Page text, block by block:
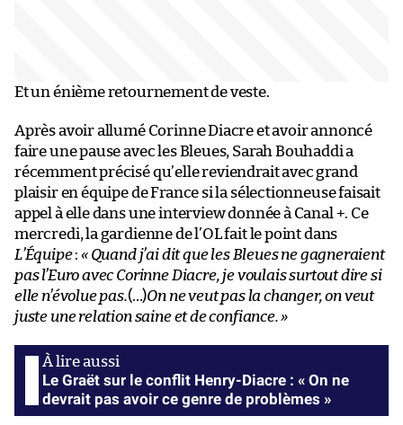
Et un énième retournement de veste.
Après avoir allumé Corinne Diacre et avoir annoncé
faire une pause avec les Bleues, Sarah Bouhaddi a
récemment précisé qu’elle reviendrait avec grand
plaisir en équipe de France si la sélectionneuse faisait
appel à elle dans une interview donnée à Canal +. Ce
mercredi, la gardienne de l’OL fait le point dans
L’Équipe:« Quand j’ai dit que les Bleues ne gagneraient
pas l’Euro avec Corinne Diacre, je voulais surtout dire si
elle n’évolue pas.(…)On ne veut pas la changer, on veut
juste une relation saine et de confiance. »
Le Graët sur le conflit Henry-Diacre : « On ne
devrait pas avoir ce genre de problèmes »